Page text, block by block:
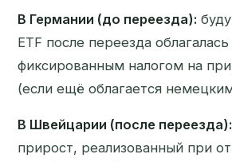
В Германии (до переезда):
ETF после переезда
фиксированным налогом на
(если ещё облагается
В Швейцарии (после переезда):
прирост, реализованный при